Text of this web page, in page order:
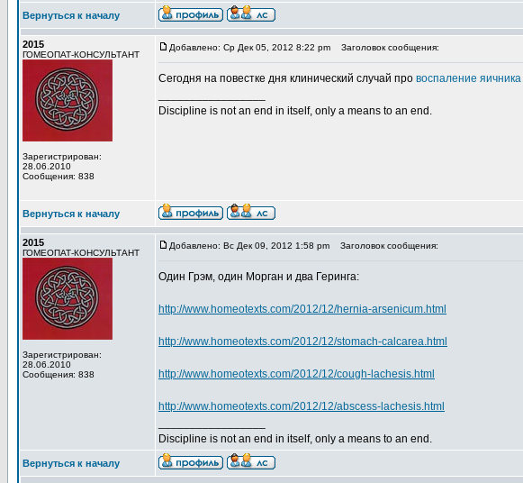
Вернуться к началу
2015
ГОМЕОПАТ-КОНСУЛЬТАНТ
Зарегистрирован:
28.06.2010
Сообщения: 838
Добавлено: Ср Дек 05, 2012 8:22 pm Заголовок сообщения:
Сегодня на повестке дня клинический случай про воспаление яичника
Discipline is not an end in itself, only a means to an end.
Вернуться к началу
2015
ГОМЕОПАТ-КОНСУЛЬТАНТ
Зарегистрирован:
28.06.2010
Сообщения: 838
Добавлено: Вс Дек 09, 2012 1:58 pm Заголовок сообщения:
Один Грэм, один Морган и два Геринга:
http://www.homeotexts.com/2012/12/hernia-arsenicum.html
http://www.homeotexts.com/2012/12/stomach-calcarea.html
http://www.homeotexts.com/2012/12/cough-lachesis.html
http://www.homeotexts.com/2012/12/abscess-lachesis.html
Discipline is not an end in itself, only a means to an end.
Вернуться к началу